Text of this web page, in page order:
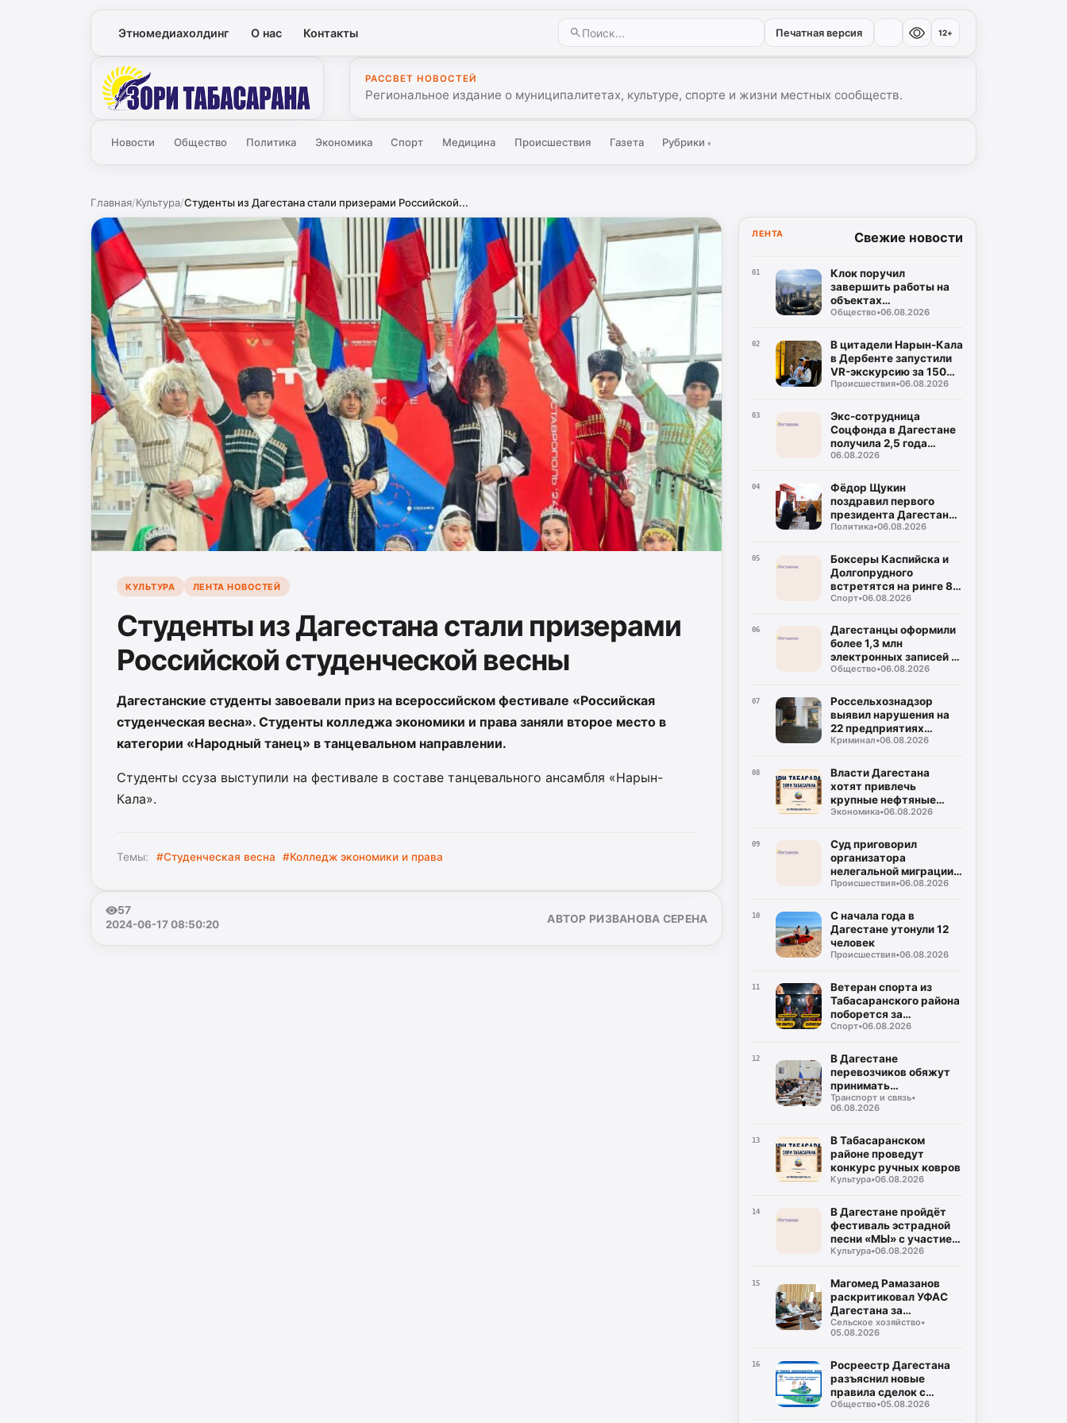
Этномедиахолдинг О нас Контакты Печатная версия 12+
Зори
РАССВЕТ НОВОСТЕЙ
Региональное издание о муниципалитетах, культуре, спорте и жизни местных сообществ.
Новости Общество Политика Экономика Спорт Медицина Происшествия Газета Рубрики▾
Главная/Культура/Студенты из Дагестана стали призерами Российской...
КУЛЬТУРА ЛЕНТА НОВОСТЕЙ
Студенты из Дагестана стали призерами
Российской студенческой весны
Дагестанские студенты завоевали приз на всероссийском фестивале «Российская
студенческая весна». Студенты колледжа экономики и права заняли второе место в
категории «Народный танец» в танцевальном направлении.
Студенты ссуза выступили на фестивале в составе танцевального ансамбля «Нарын-
Кала».
Темы: #Студенческая весна #Колледж экономики и права
57
2024-06-17 08:50:20
АВТОР РИЗВАНОВА СЕРЕНА
ЛЕНТА Свежие новости
01
Клок поручил
завершить работы на
объектах
водоснабжения
Общество•06.08.2026
02
В цитадели Нарын-Кала
в Дербенте запустили
VR-экскурсию за 150
рублей
Происшествия•06.08.2026
03
Экс-сотрудница
Соцфонда в Дагестане
получила 2,5 года
колонии за
06.08.2026
04
Фёдор Щукин
поздравил первого
президента Дагестана
Муху Алиева с днём
Политика•06.08.2026
05
Боксеры Каспийска и
Долгопрудного
встретятся на ринге 8
августа
Спорт•06.08.2026
06
Дагестанцы оформили
более 1,3 млн
электронных записей к
врачу с начала года
Общество•06.08.2026
07
Россельхознадзор
выявил нарушения на
22 предприятиях
общепита в Махачкале
Криминал•06.08.2026
08
Власти Дагестана
хотят привлечь
крупные нефтяные
компании на топливный
Экономика•06.08.2026
09
Суд приговорил
организатора
нелегальной миграции к
5 годам колонии
Происшествия•06.08.2026
10
С начала года в
Дагестане утонули 12
человек
Происшествия•06.08.2026
11
Ветеран спорта из
Табасаранского района
поборется за
объединение двух
Спорт•06.08.2026
12
В Дагестане
перевозчиков обяжут
принимать
безналичную оплату на
всех маршрутах
Транспорт и связь•
06.08.2026
13
В Табасаранском
районе проведут
конкурс ручных ковров
Культура•06.08.2026
14
В Дагестане пройдёт
фестиваль эстрадной
песни «МЫ» с участием
восьми регионов
Культура•06.08.2026
15
Магомед Рамазанов
раскритиковал УФАС
Дагестана за
бездействие на фоне
роста цен на бензин
Сельское хозяйство•
05.08.2026
16
Росреестр Дагестана
разъяснил новые
правила сделок с
землей
Общество•05.08.2026